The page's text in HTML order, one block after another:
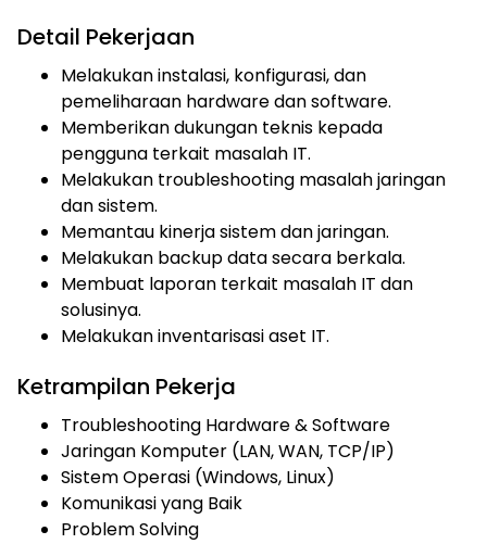
Detail Pekerjaan
Melakukan instalasi, konfigurasi, dan
pemeliharaan hardware dan software.
Memberikan dukungan teknis kepada
pengguna terkait masalah IT.
Melakukan troubleshooting masalah jaringan
dan sistem.
Memantau kinerja sistem dan jaringan.
Melakukan backup data secara berkala.
Membuat laporan terkait masalah IT dan
solusinya.
Melakukan inventarisasi aset IT.
Ketrampilan Pekerja
Troubleshooting Hardware & Software
Jaringan Komputer (LAN, WAN, TCP/IP)
Sistem Operasi (Windows, Linux)
Komunikasi yang Baik
Problem Solving